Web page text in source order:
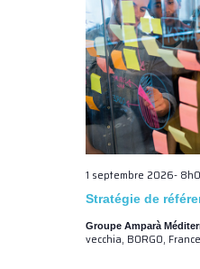
Stratégie de
1 septembre 2026-
Groupe Amparà
vecchia, BORGO, France